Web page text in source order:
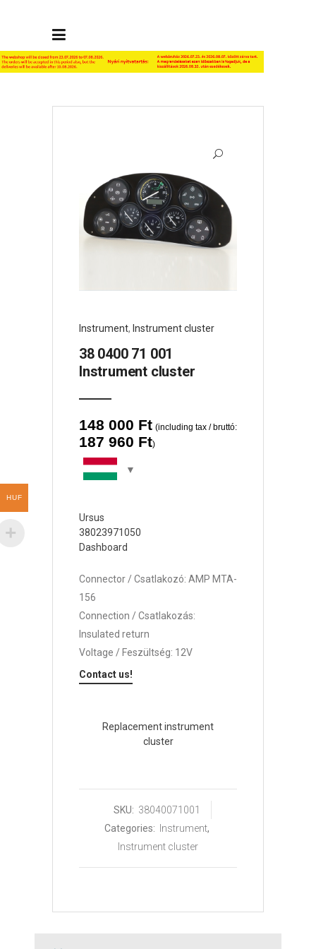
Instrument, Instrument cluster
38 0400 71 001
Instrument cluster
148 000 Ft (including tax / bruttó:
187 960 Ft)
Ursus
38023971050
Dashboard
Connector / Csatlakozó: AMP MTA-
156
Connection / Csatlakozás:
Insulated return
Voltage / Feszültség: 12V
Contact us!
Replacement instrument
cluster
SKU: 38040071001
Categories:
Instrument,
Instrument cluster
HUF